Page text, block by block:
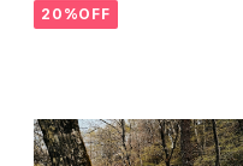
20%OFF